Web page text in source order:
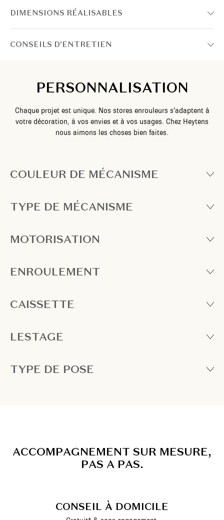
DIMENSIONS RÉALISABLES
CONSEILS D'ENTRETIEN
PERSONNALISATION
Chaque projet est unique. Nos stores enrouleurs s’adaptent à
votre décoration, à vos envies et à vos usages. Chez Heytens
nous aimons les choses bien faites.
COULEUR DE MÉCANISME
TYPE DE MÉCANISME
MOTORISATION
ENROULEMENT
CAISSETTE
LESTAGE
TYPE DE POSE
ACCOMPAGNEMENT SUR MESURE,
PAS A PAS.
CONSEIL À DOMICILE